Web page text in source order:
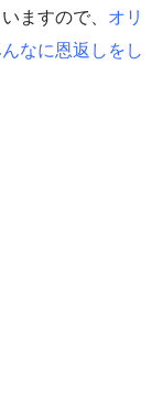
ますので、 オリ
なに恩返しをし